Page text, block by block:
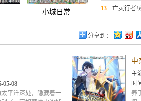
小城日常
语版
13 亡灵行者!
分享到：
05-08
太平洋深处，隐藏着一
主
时
养